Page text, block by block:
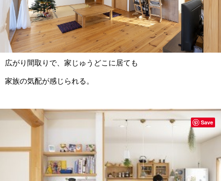
広がり間取りで、家じゅうどこに居ても
家族の気配が感じられる。
Save